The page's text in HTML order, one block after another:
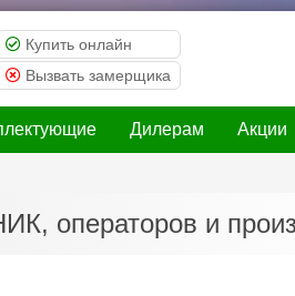
Купить онлайн
Вызвать замерщика
Дилерам Акции
операторов и